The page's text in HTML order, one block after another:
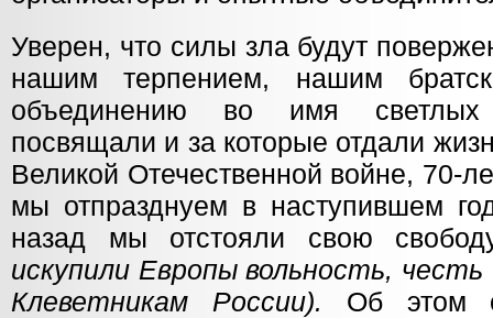
Уверен, что силы зла будут
нашим терпением, нашим
объединению во имя светлых
посвящали и за которые отдали
Великой Отечественной войне, 70-
мы отпразднуем в наступившем
назад мы отстояли свою
искупили Европы вольность,
Клеветникам России).
Об этом